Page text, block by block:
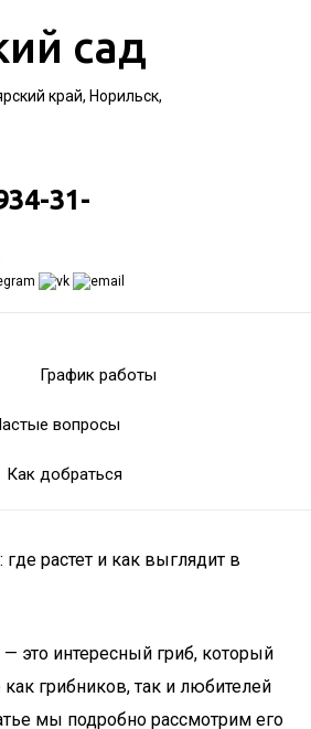
сад
край, Норильск,
31-
График работы
вопросы
Как добраться
растет и как выглядит в
это интересный гриб, который
грибников, так и любителей
мы подробно рассмотрим его